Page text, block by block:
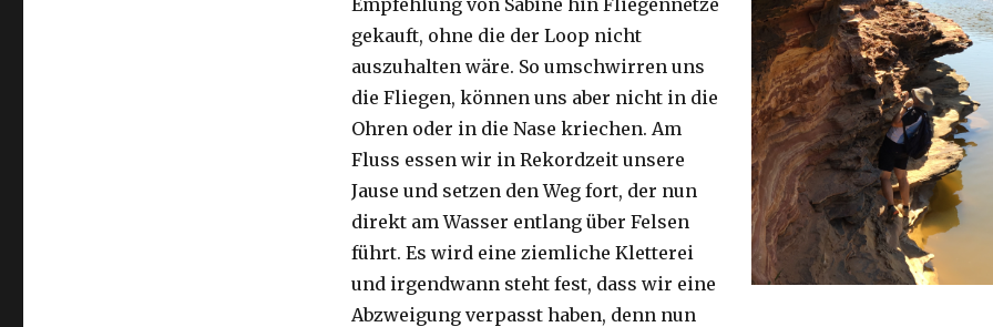
Empfehlung von Sabine hin Fliegennetze
gekauft, ohne die der Loop nicht
auszuhalten wäre. So umschwirren uns
die Fliegen, können uns aber nicht in die
Ohren oder in die Nase kriechen. Am
Fluss essen wir in Rekordzeit unsere
Jause und setzen den Weg fort, der nun
direkt am Wasser entlang über Felsen
führt. Es wird eine ziemliche Kletterei
und irgendwann steht fest, dass wir eine
Abzweigung verpasst haben, denn nun